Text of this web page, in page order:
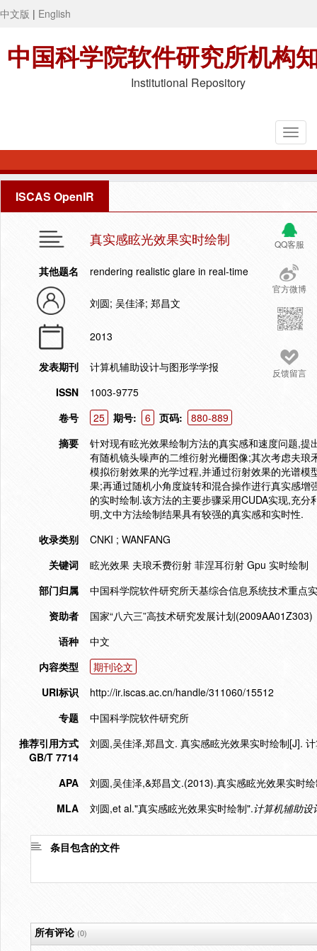
中文版 | English
中国科学院软件研究所机构
Institutional Repository
ISCAS OpenIR
QQ客服
官方微博
反馈留言
真实感眩光效果实时绘制
其他题名 rendering realistic glare in real-time
刘圆; 吴佳泽; 郑昌文
2013
发表期刊
计算机辅助设计与图形学学报
ISSN
1003-9775
卷号
25 期号: 6 页码:
880-889
摘要
针对现有眩光效果绘制方法的真实感和速度问题,
有随机镜头噪声的二维衍射光栅图像;其次考虑夫
模拟衍射效果的光学过程,并通过衍射效果的光谱
果;再通过随机小角度旋转和混合操作进行真实感
的实时绘制.该方法的主要步骤采用CUDA实现,充
明,文中方法绘制结果具有较强的真实感和实时性.
收录类别
CNKI ; WANFANG
关键词
眩光效果 夫琅禾费衍射 菲涅耳衍射 Gpu 实时绘制
部门归属
中国科学院软件研究所天基综合信息系统技术重点
资助者
国家“八六三”高技术研究发展计划(2009AA01Z303)
语种
中文
内容类型
期刊论文
URI标识
http://ir.iscas.ac.cn/handle/311060/15512
专题
中国科学院软件研究所
推荐引用方式
GB/T 7714
刘圆,吴佳泽,郑昌文. 真实感眩光效果实时绘制[J].
APA
刘圆,吴佳泽,&郑昌文.(2013).真实感眩光效果实时
MLA
刘圆,et al."真实感眩光效果实时绘制".计算机辅助设
条目包含的文件
所有评论(0)